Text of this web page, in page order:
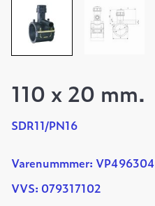
110 x 20 mm.
SDR11/PN16
Varenummmer:
VVS: 079317102